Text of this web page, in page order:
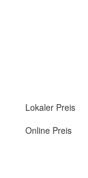
Lokaler Preis
Online Preis